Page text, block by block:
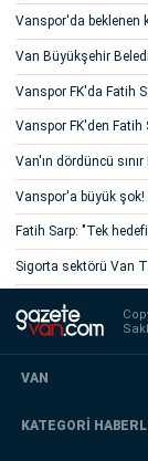
Vanspor'da beklenen
Van Büyükşehir
Vanspor FK'da Fatih
Vanspor FK'den Fatih
Van'ın dördüncü
Vanspor'a büyük şok!
Fatih Sarp: "Tek
Sigorta sektörü Van
VAN
KATEGORİ